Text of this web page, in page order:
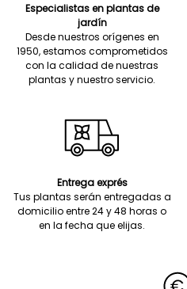
Especialistas en plantas de
jardín
Desde nuestros orígenes en
1950, estamos comprometidos
con la calidad de nuestras
plantas y nuestro servicio.
Entrega exprés
Tus plantas serán entregadas a
domicilio entre 24 y 48 horas o
en la fecha que elijas.